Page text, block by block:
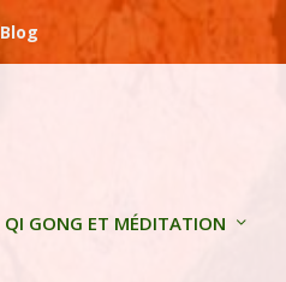
Blog
QI GONG ET MÉDITATION